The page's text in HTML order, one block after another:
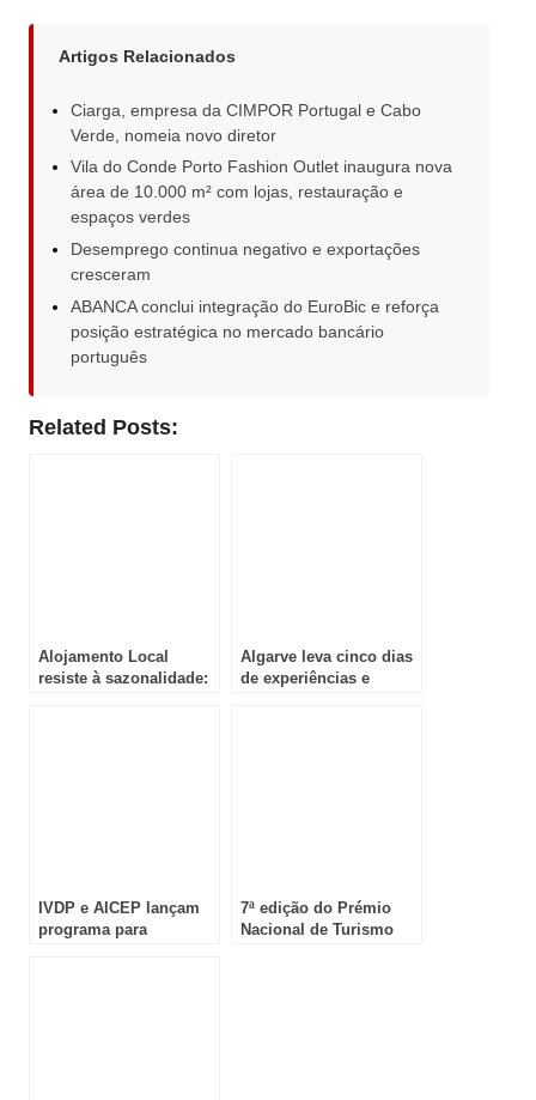
Artigos Relacionados
Ciarga, empresa da CIMPOR Portugal e Cabo
Verde, nomeia novo diretor
Vila do Conde Porto Fashion Outlet inaugura nova
área de 10.000 m² com lojas, restauração e
espaços verdes
Desemprego continua negativo e exportações
cresceram
ABANCA conclui integração do EuroBic e reforça
posição estratégica no mercado bancário
português
Related Posts:
Alojamento Local
resiste à sazonalidade:
Algarve leva cinco dias
de experiências e
IVDP e AICEP lançam
programa para
7ª edição do Prémio
Nacional de Turismo